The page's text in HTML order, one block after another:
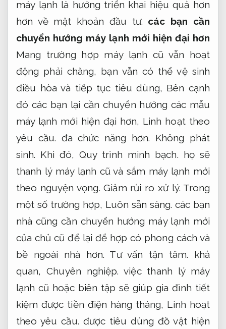
máy lạnh là hướng triển khai hiệu quả hơn
hơn về mặt khoản đầu tư. các bạn cần
chuyển hướng máy lạnh mới hiện đại hơn
Mang trường hợp máy lạnh cũ vẫn hoạt
động phải chăng, bạn vẫn có thể vệ sinh
điều hòa và tiếp tục tiêu dùng, Bên cạnh
đó các bạn lại cần chuyển hướng các mẫu
máy lạnh mới hiện đại hơn, Linh hoạt theo
yêu cầu. đa chức năng hơn. Không phát
sinh. Khi đó,Quy trình minh bạch. họ sẽ
thanh lý máy lạnh cũ và sắm máy lạnh mới
theo nguyện vọng.Giảm rủi ro xử lý. Trong
một số trường hợp, Luôn sẵn sàng. các bạn
nhà cũng cần chuyển hướng máy lạnh mới
của chủ cũ để lại để hợp có phong cách và
bề ngoài nhà hơn. Tư vấn tận tâm. khả
quan,Chuyên nghiệp. việc thanh lý máy
lạnh cũ hoặc biên tập sẽ giúp gia đình tiết
kiệm được tiền điện hàng tháng, Linh hoạt
theo yêu cầu. được tiêu dùng đồ vật hiện